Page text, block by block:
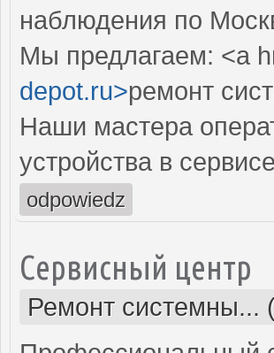
наблюдения по
Мы предлагаем: <a
depot.ru>ремонт
Наши мастера
устройства в
odpowiedz
Сервисный центр
Ремонт системны...